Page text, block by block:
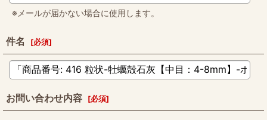
※メールが届かない場合に使用します。
件名 [必須]
お問い合わせ内容 [必須]